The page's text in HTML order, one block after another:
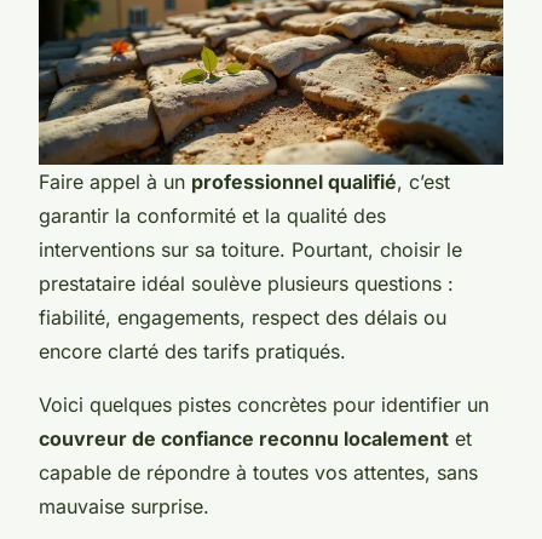
Faire appel à un professionnel qualifié, c’est
garantir la conformité et la qualité des
interventions sur sa toiture. Pourtant, choisir le
prestataire idéal soulève plusieurs questions :
fiabilité, engagements, respect des délais ou
encore clarté des tarifs pratiqués.
Voici quelques pistes concrètes pour identifier un
couvreur de confiance reconnu localement et
capable de répondre à toutes vos attentes, sans
mauvaise surprise.